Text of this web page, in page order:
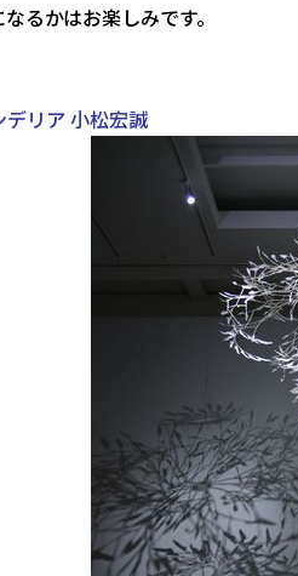
るかはお楽しみです。
リア 小松宏誠